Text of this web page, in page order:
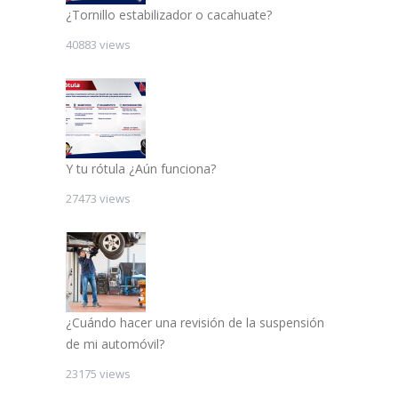
¿Tornillo estabilizador o cacahuate?
40883 views
Y tu rótula ¿Aún funciona?
27473 views
¿Cuándo hacer una revisión de la suspensión
de mi automóvil?
23175 views